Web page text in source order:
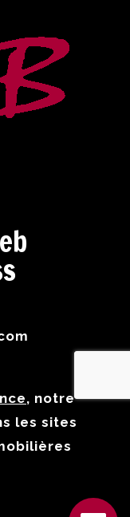
, notre
les sites